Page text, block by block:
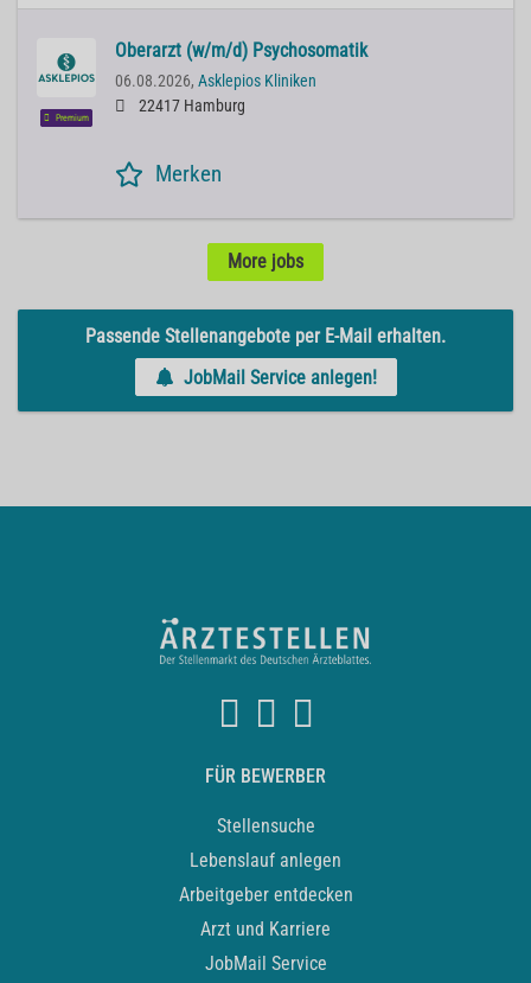
Premium
Oberarzt (w/m/d) Psychosomatik
06.08.2026, Asklepios Kliniken
22417 Hamburg
Merken
More jobs
Passende Stellenangebote per E-Mail erhalten.
JobMail Service anlegen!
FÜR BEWERBER
Stellensuche
Lebenslauf anlegen
Arbeitgeber entdecken
Arzt und Karriere
JobMail Service